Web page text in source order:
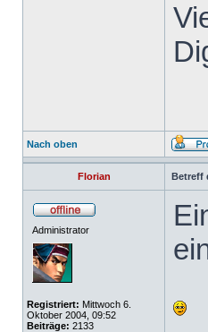
Nach oben
Florian Betreff
Administrator
Registriert: Mittwoch 6.
Oktober 2004, 09:52
Beiträge: 2133